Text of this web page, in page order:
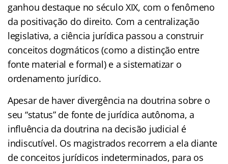
ganhou destaque no século XIX, com o fenômeno
da positivação do direito. Com a centralização
legislativa, a ciência jurídica passou a construir
conceitos dogmáticos (como a distinção entre
fonte material e formal) e a sistematizar o
ordenamento jurídico.
Apesar de haver divergência na doutrina sobre o
seu “status” de fonte de jurídica autônoma, a
influência da doutrina na decisão judicial é
indiscutível. Os magistrados recorrem a ela diante
de conceitos jurídicos indeterminados, para os